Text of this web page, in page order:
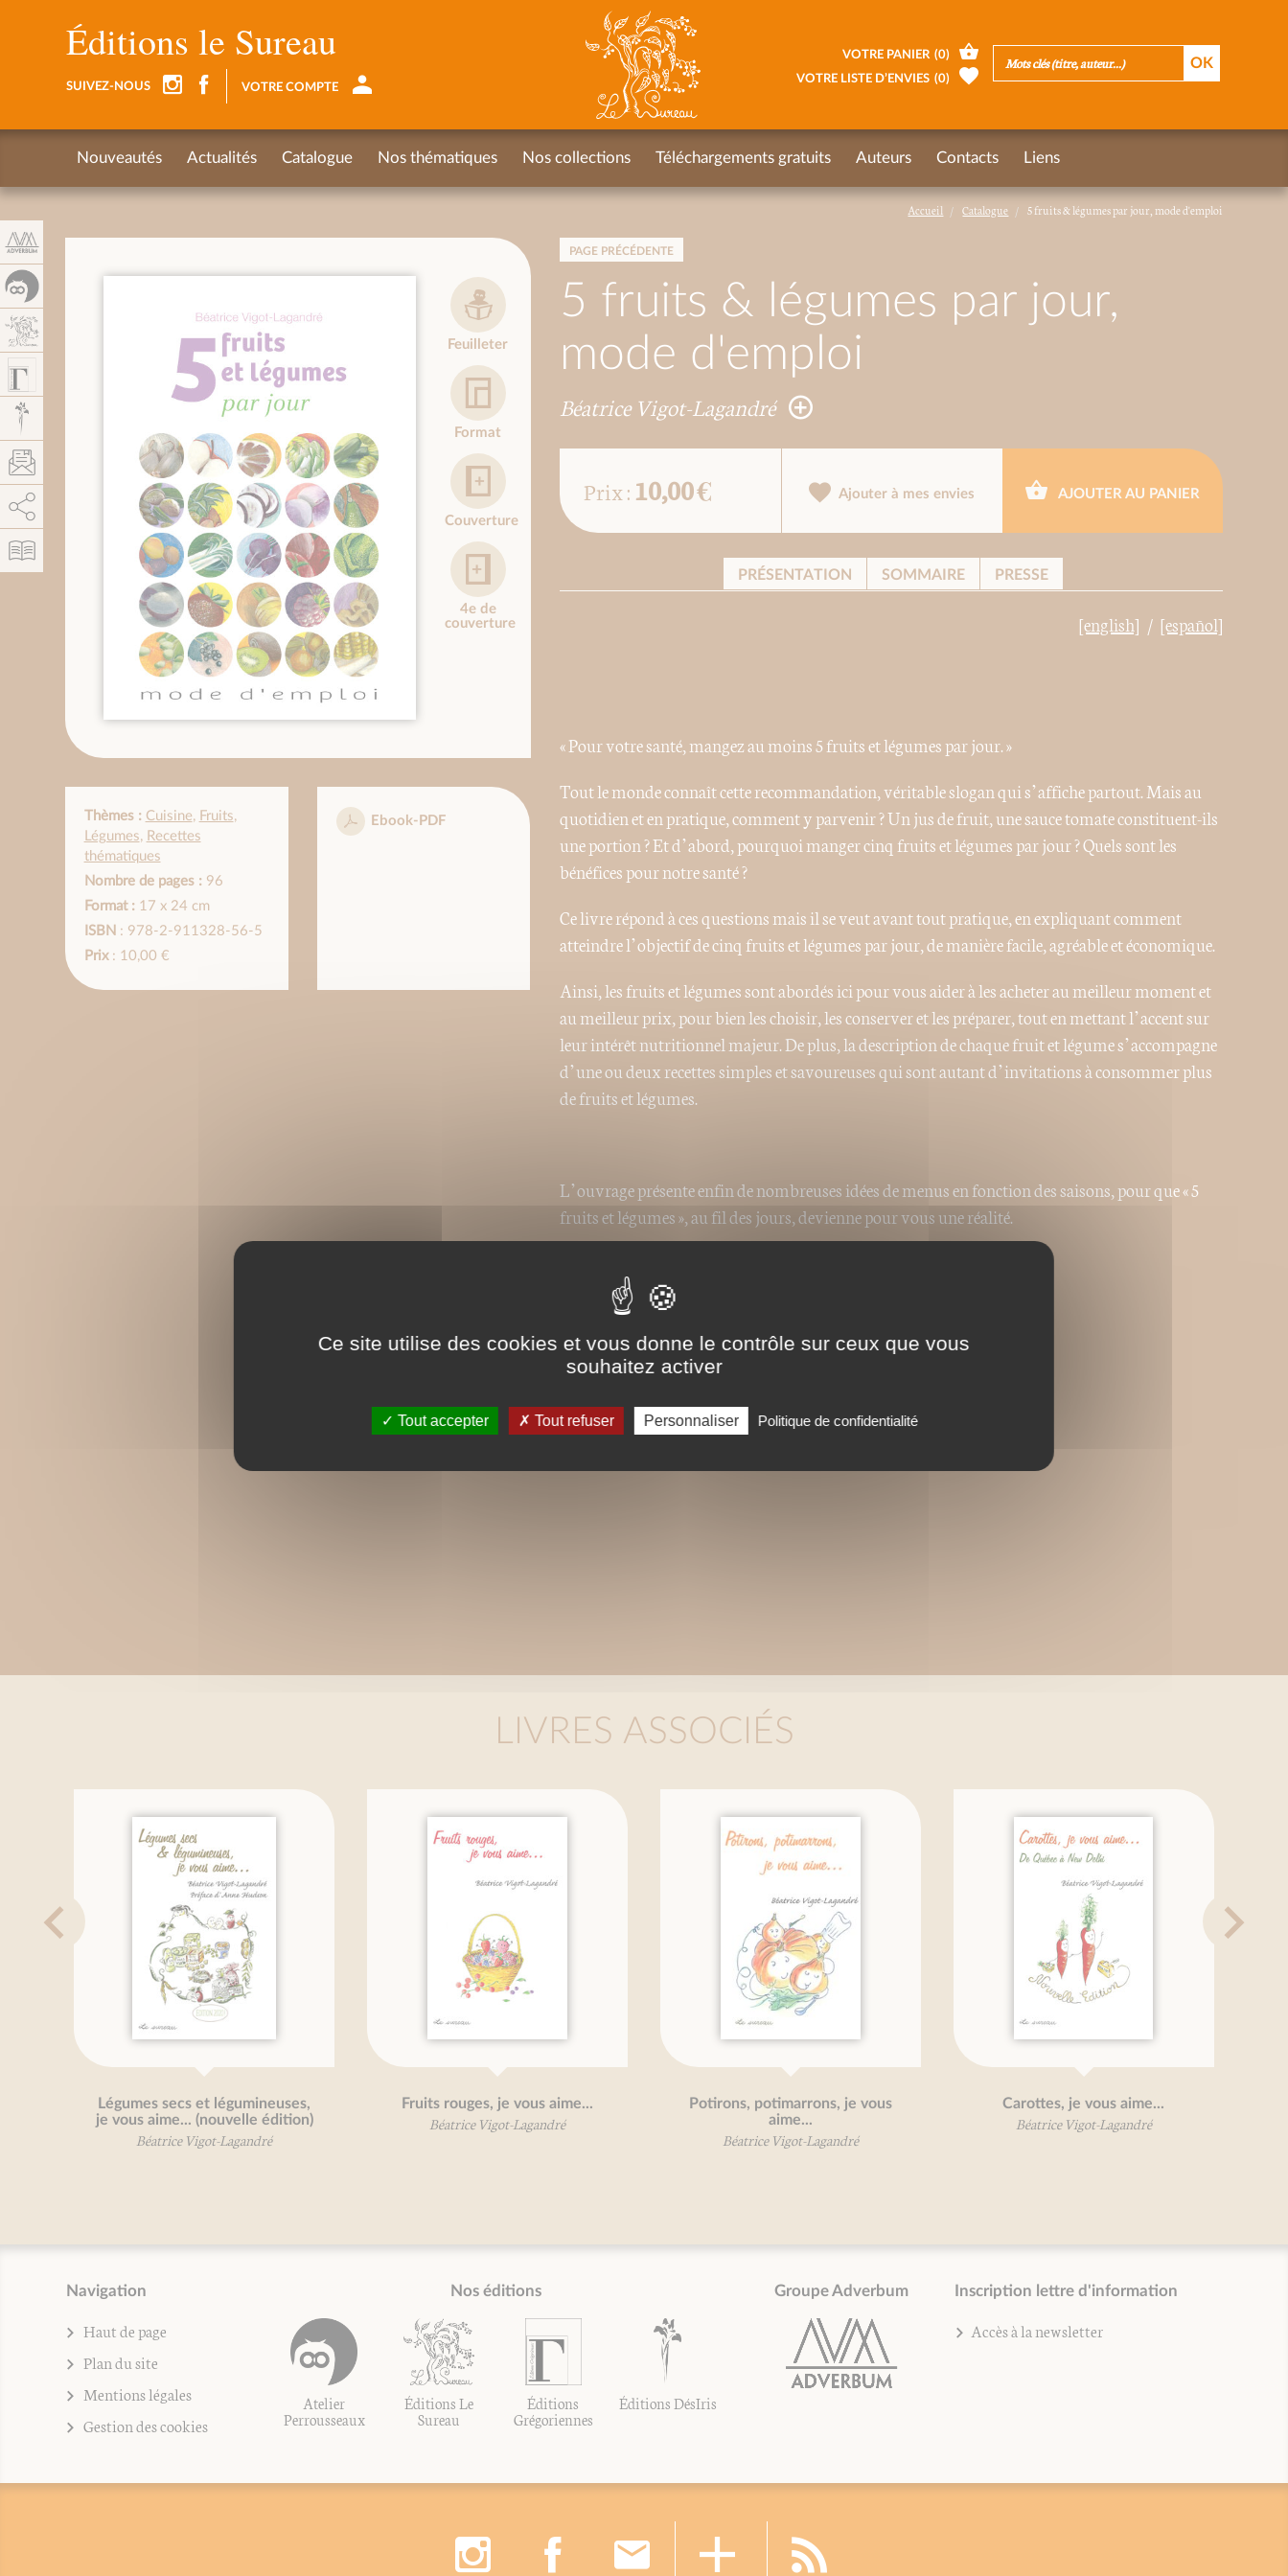
Accueil Catalogue 5 fruits & légumes par jour, mode d'emploi
PAGE PRÉCÉDENTE
5 fruits & légumes par jour,
mode d'emploi
Béatrice Vigot-Lagandré
Feuilleter
Format
Couverture
4e de
couverture
Thèmes : Cuisine, Fruits,
Légumes, Recettes
thématiques
Nombre de pages :96
Format :17 x 24 cm
ISBN : 978-2-911328-56-5
Prix: 10,00 €
Ebook-PDF
Prix : 10,00 € Ajouter à mes envies AJOUTER AU PANIER
PRÉSENTATION SOMMAIRE PRESSE
[english] [español]
« Pour votre santé, mangez au moins 5 fruits et légumes par jour. »
Tout le monde connaît cette recommandation, véritable slogan qui s’affiche partout. Mais au
quotidien et en pratique, comment y parvenir ? Un jus de fruit, une sauce tomate constituent-ils
une portion ? Et d’abord, pourquoi manger cinq fruits et légumes par jour ? Quels sont les
bénéfices pour notre santé ?
Ce livre répond à ces questions mais il se veut avant tout pratique, en expliquant comment
atteindre l’objectif de cinq fruits et légumes par jour, de manière facile, agréable et économique.
Ainsi, les fruits et légumes sont abordés ici pour vous aider à les acheter au meilleur moment et
au meilleur prix, pour bien les choisir, les conserver et les préparer, tout en mettant l’accent sur
leur intérêt nutritionnel majeur. De plus, la description de chaque fruit et légume s’accompagne
d’une ou deux recettes simples et savoureuses qui sont autant d’invitations à consommer plus
de fruits et légumes.
L’ouvrage présente enfin de nombreuses idées de menus en fonction des saisons, pour que « 5
fruits et légumes », au fil des jours, devienne pour vous une réalité.
Recommandé par le site
LIVRES ASSOCIÉS
Légumes secs et légumineuses,
je vous aime... (nouvelle édition)
Béatrice Vigot-Lagandré
Fruits rouges, je vous aime...
Béatrice Vigot-Lagandré
Potirons, potimarrons, je vous
aime...
Béatrice Vigot-Lagandré
Carottes, je vous aime...
Béatrice Vigot-Lagandré
Navigation
Haut de page
Plan du site
Mentions légales
Gestion des cookies
Nos éditions
Atelier
Perrousseaux
Éditions Le
Sureau
Éditions
Grégoriennes
Éditions DésIris
Groupe Adverbum Inscription lettre d'information
Accès à la newsletter
Éditions le Sureau
SUIVEZ-NOUS VOTRE COMPTE
VOTRE PANIER (0)
VOTRE LISTE D’ENVIES (0)
Nouveautés Actualités Catalogue Nos thématiques Nos collections Téléchargements gratuits Auteurs Contacts Liens
Autoriser
Ce site utilise des cookies et vous donne le contrôle sur ceux que vous
souhaitez activer
Tout accepter Tout refuser Personnaliser Politique de confidentialité